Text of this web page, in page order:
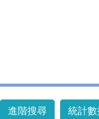
進階搜尋 統計數